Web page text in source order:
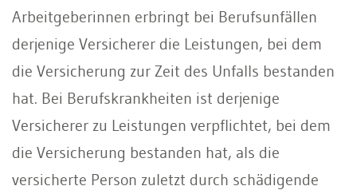
Arbeitgeberinnen erbringt bei Berufsunfällen
derjenige Versicherer die Leistungen, bei dem
die Versicherung zur Zeit des Unfalls bestanden
hat. Bei Berufskrankheiten ist derjenige
Versicherer zu Leistungen verpflichtet, bei dem
die Versicherung bestanden hat, als die
versicherte Person zuletzt durch schädigende